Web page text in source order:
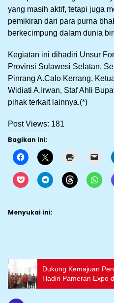
yang masih aktif, tetapi juga
pemikiran dari para purna
berkecimpung dalam dunia
Kegiatan ini dihadiri Unsur
Provinsi Sulawesi Selatan,
Pinrang A.Calo Kerrang,
Widiati A.Irwan, Staf Ahli
pihak terkait lainnya.(*)
Post Views: 181
Bagikan ini:
Menyukai ini:
Dukung Kemajuan
Hadiri Pameran Expo